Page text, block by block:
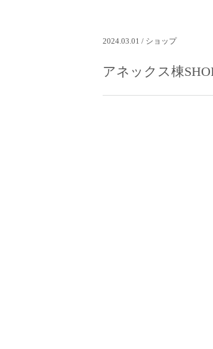
2024.03.01 / ショップ
アネックス棟